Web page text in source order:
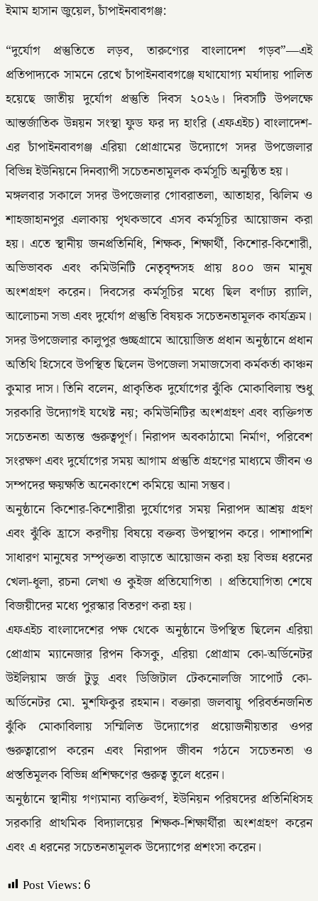
ইমাম হাসান জুয়েল, চাঁপাইনবাবগঞ্জ:
“দুর্যোগ প্রস্তুতিতে লড়ব, তারুণ্যের বাংলাদেশ গড়ব”—এই
প্রতিপাদ্যকে সামনে রেখে চাঁপাইনবাবগঞ্জে যথাযোগ্য মর্যাদায় পালিত
হয়েছে জাতীয় দুর্যোগ প্রস্তুতি দিবস ২০২৬। দিবসটি উপলক্ষে
আন্তর্জাতিক উন্নয়ন সংস্থা ফুড ফর দ্য হাংরি (এফএইচ) বাংলাদেশ-
এর চাঁপাইনবাবগঞ্জ এরিয়া প্রোগ্রামের উদ্যোগে সদর উপজেলার
বিভিন্ন ইউনিয়নে দিনব্যাপী সচেতনতামূলক কর্মসূচি অনুষ্ঠিত হয়।
মঙ্গলবার সকালে সদর উপজেলার গোবরাতলা, আতাহার, ঝিলিম ও
শাহজাহানপুর এলাকায় পৃথকভাবে এসব কর্মসূচির আয়োজন করা
হয়। এতে স্থানীয় জনপ্রতিনিধি, শিক্ষক, শিক্ষার্থী, কিশোর-কিশোরী,
অভিভাবক এবং কমিউনিটি নেতৃবৃন্দসহ প্রায় ৪০০ জন মানুষ
অংশগ্রহণ করেন। দিবসের কর্মসূচির মধ্যে ছিল বর্ণাঢ্য র‍্যালি,
আলোচনা সভা এবং দুর্যোগ প্রস্তুতি বিষয়ক সচেতনতামূলক কার্যক্রম।
সদর উপজেলার কালুপুর গুচ্ছগ্রামে আয়োজিত প্রধান অনুষ্ঠানে প্রধান
অতিথি হিসেবে উপস্থিত ছিলেন উপজেলা সমাজসেবা কর্মকর্তা কাঞ্চন
কুমার দাস। তিনি বলেন, প্রাকৃতিক দুর্যোগের ঝুঁকি মোকাবিলায় শুধু
সরকারি উদ্যোগই যথেষ্ট নয়; কমিউনিটির অংশগ্রহণ এবং ব্যক্তিগত
সচেতনতা অত্যন্ত গুরুত্বপূর্ণ। নিরাপদ অবকাঠামো নির্মাণ, পরিবেশ
সংরক্ষণ এবং দুর্যোগের সময় আগাম প্রস্তুতি গ্রহণের মাধ্যমে জীবন ও
সম্পদের ক্ষয়ক্ষতি অনেকাংশে কমিয়ে আনা সম্ভব।
অনুষ্ঠানে কিশোর-কিশোরীরা দুর্যোগের সময় নিরাপদ আশ্রয় গ্রহণ
এবং ঝুঁকি হ্রাসে করণীয় বিষয়ে বক্তব্য উপস্থাপন করে। পাশাপাশি
সাধারণ মানুষের সম্পৃক্ততা বাড়াতে আয়োজন করা হয় বিভন্ন ধরনের
খেলা-ধূলা, রচনা লেখা ও কুইজ প্রতিযোগিতা । প্রতিযোগিতা শেষে
বিজয়ীদের মধ্যে পুরস্কার বিতরণ করা হয়।
এফএইচ বাংলাদেশের পক্ষ থেকে অনুষ্ঠানে উপস্থিত ছিলেন এরিয়া
প্রোগ্রাম ম্যানেজার রিপন কিসকু, এরিয়া প্রোগ্রাম কো-অর্ডিনেটর
উইলিয়াম জর্জ টুডু এবং ডিজিটাল টেকনোলজি সাপোর্ট কো-
অর্ডিনেটর মো. মুশফিকুর রহমান। বক্তারা জলবায়ু পরিবর্তনজনিত
ঝুঁকি মোকাবিলায় সম্মিলিত উদ্যোগের প্রয়োজনীয়তার ওপর
গুরুত্বারোপ করেন এবং নিরাপদ জীবন গঠনে সচেতনতা ও
প্রস্ততিমূলক বিভিন্ন প্রশিক্ষণের গুরুত্ব তুলে ধরেন।
অনুষ্ঠানে স্থানীয় গণ্যমান্য ব্যক্তিবর্গ, ইউনিয়ন পরিষদের প্রতিনিধিসহ
সরকারি প্রাথমিক বিদ্যালয়ের শিক্ষক-শিক্ষার্থীরা অংশগ্রহণ করেন
এবং এ ধরনের সচেতনতামূলক উদ্যোগের প্রশংসা করেন।
Post Views: 6